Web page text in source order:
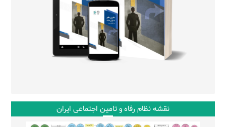
نقشه نظام رفاه و تامین اجتماعی ایران